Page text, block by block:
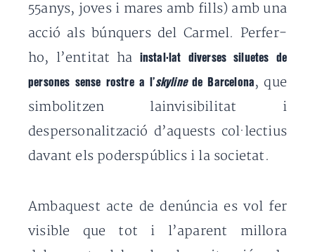
55anys, joves i mares amb fills) amb una
acció als búnquers del Carmel. Perfer-
ho, l’entitat ha
instal·lat diverses siluetes de
persones sense rostre a l’skylinede Barcelona , que
simbolitzen lainvisibilitat i
despersonalització d’aquests col·lectius
davant els poderspúblics i la societat.
Ambaquest acte de denúncia es vol fer
visible que tot i l’aparent millora